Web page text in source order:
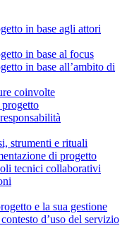
in base agli attori
in base al focus
in base all’ambito di
coinvolte
strumenti e rituali
di progetto
tecnici collaborativi
e la sua gestione
d’uso del servizio